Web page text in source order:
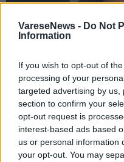
VareseNews - Do Not
Information
If you wish to opt-out of
processing of your
targeted advertising by
section to confirm your
opt-out request is
interest-based ads based
us or personal information
your opt-out. You may
BUSTO ARSIZIO
La dirigente
su Blanco e
cosmico.